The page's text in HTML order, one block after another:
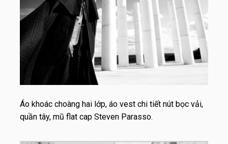
Áo khoác choàng hai lớp, áo vest chi tiết nút bọc vải,
quần tây, mũ flat cap Steven Parasso.